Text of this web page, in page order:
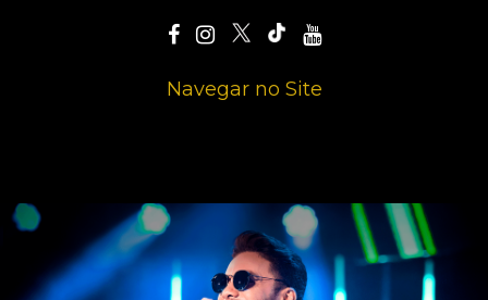
Navegar no Site